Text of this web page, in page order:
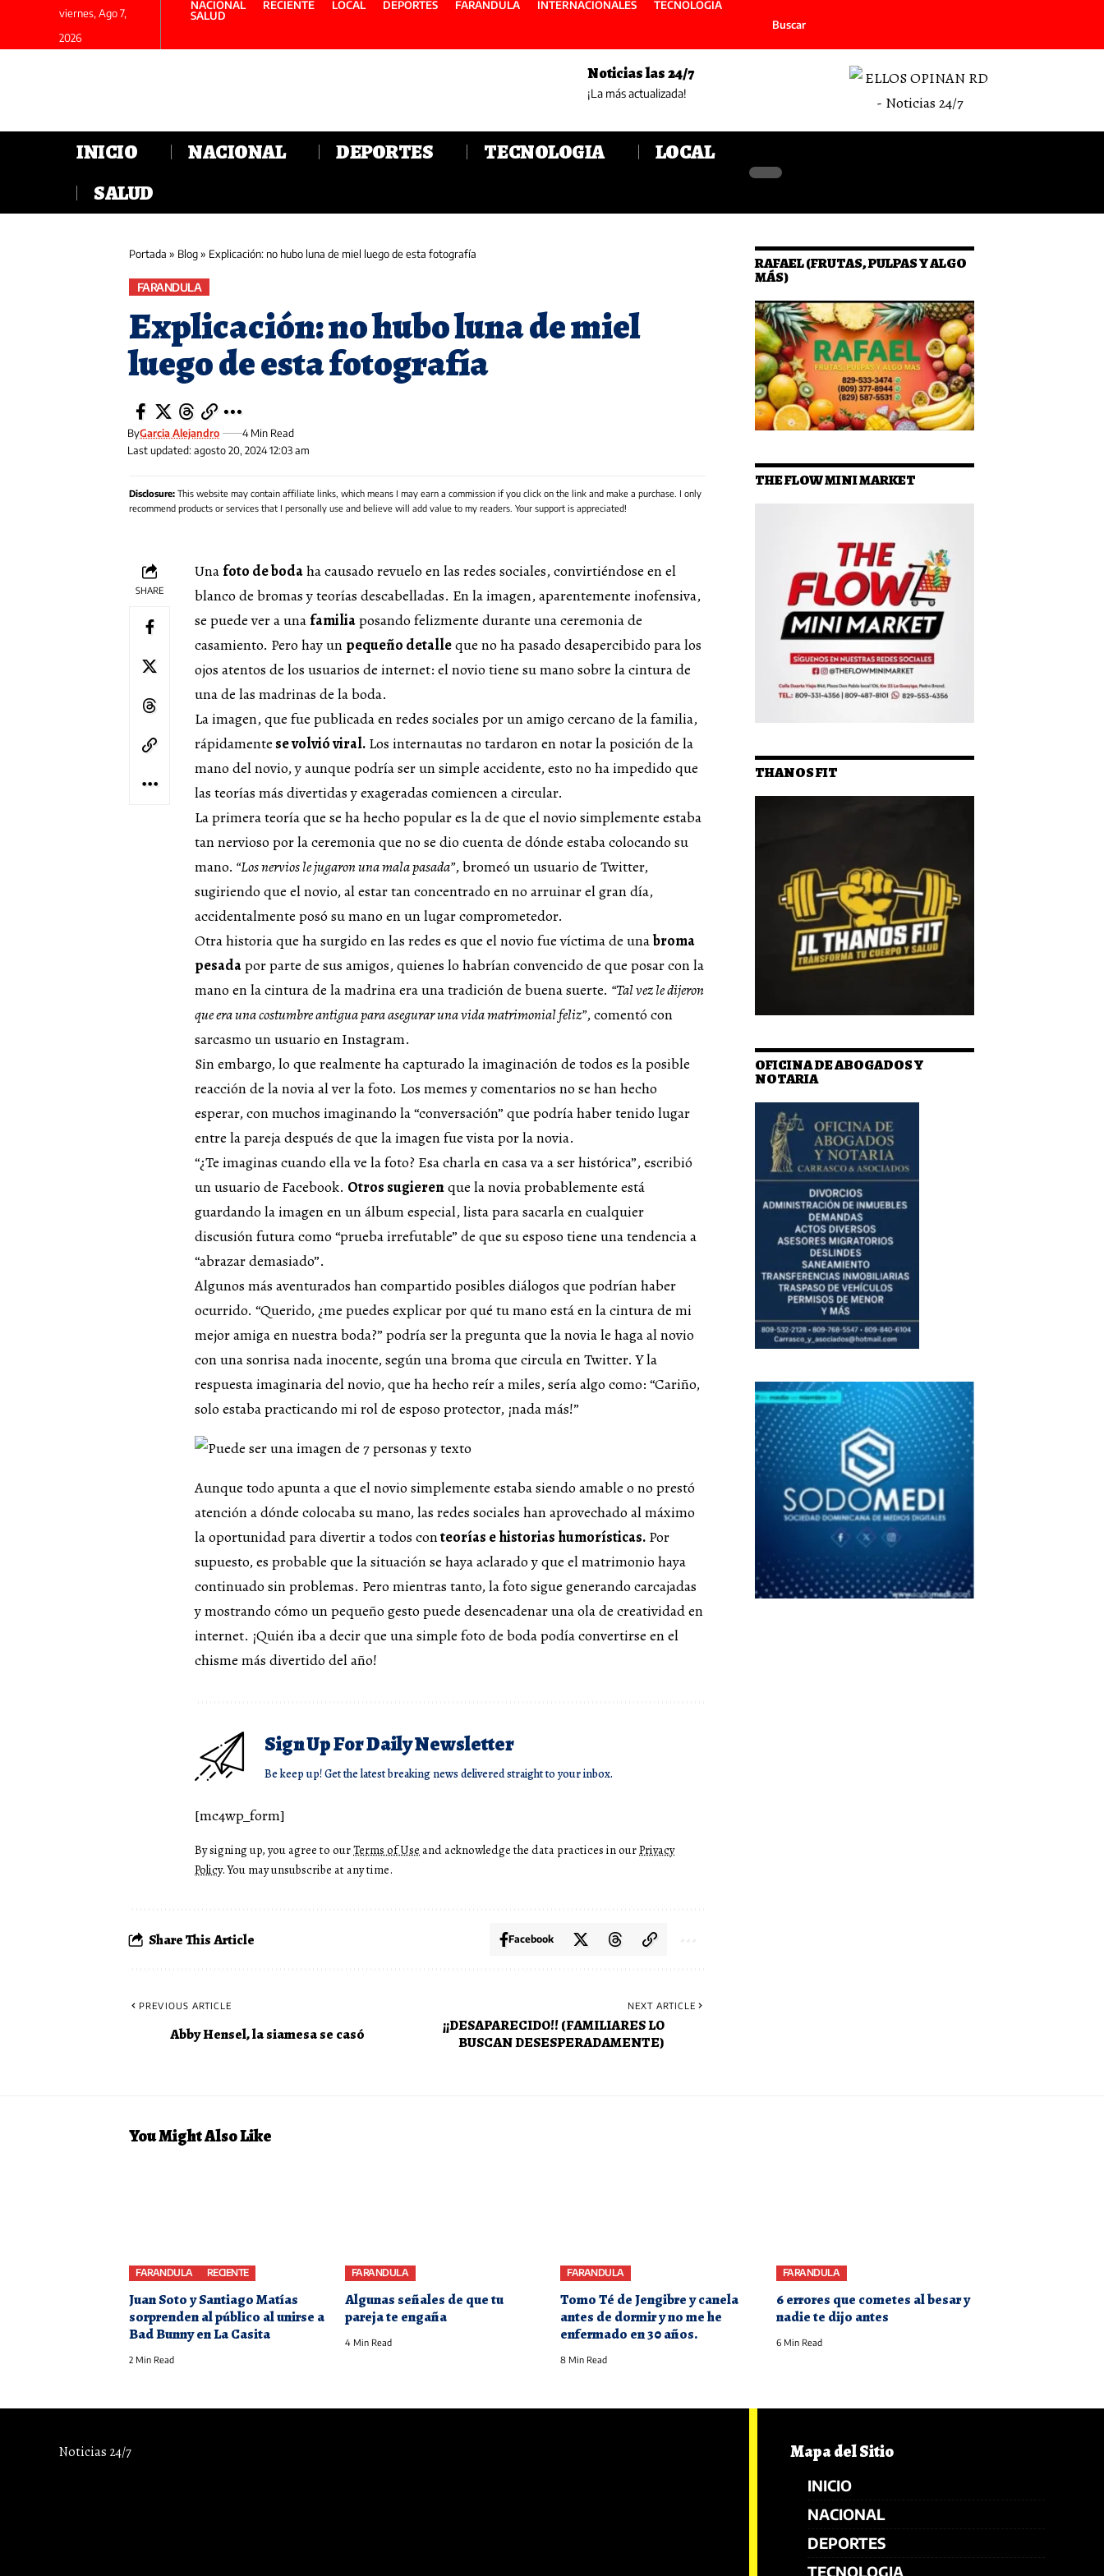
viernes, Ago 7,
2026
NACIONAL RECIENTE LOCAL DEPORTES FARANDULA INTERNACIONALES
TECNOLOGIA
SALUD
Buscar
Noticias las 24/7
¡La más actualizada!
INICIO NACIONAL DEPORTES TECNOLOGIA
LOCAL
SALUD
Portada » Blog» Explicación: no hubo luna de miel luego de esta fotografía
FARANDULA
Explicación: no hubo luna de miel
luego de esta fotografía
Last updated: agosto 20, 2024 12:03 am
ByGarcia Alejandro 4 Min Read
Disclosure: This website may contain affiliate links, which means I may earn a commission if you click on the link and make a purchase. I only
recommend products or services that I personally use and believe will add value to my readers. Your support is appreciated!
SHARE
Unafoto de bodaha causado revuelo en las redes sociales, convirtiéndose en el
blanco de bromas y teorías descabelladas. En la imagen, aparentemente inofensiva,
se puede ver a unafamiliaposando felizmente durante una ceremonia de
casamiento. Pero hay un pequeño detalleque no ha pasado desapercibido para los
ojos atentos de los usuarios de internet: el novio tiene su mano sobre la cintura de
una de las madrinas de la boda.
La imagen, que fue publicada en redes sociales por un amigo cercano de la familia,
rápidamente se volvió viral. Los internautas no tardaron en notar la posición de la
mano del novio, y aunque podría ser un simple accidente, esto no ha impedido que
las teorías más divertidas y exageradas comiencen a circular.
La primera teoría que se ha hecho popular es la de que el novio simplemente estaba
tan nervioso por la ceremonia que no se dio cuenta de dónde estaba colocando su
mano. “Los nervios le jugaron una mala pasada”, bromeó un usuario de Twitter,
sugiriendo que el novio, al estar tan concentrado en no arruinar el gran día,
accidentalmente posó su mano en un lugar comprometedor.
Otra historia que ha surgido en las redes es que el novio fue víctima de unabroma
pesadapor parte de sus amigos, quienes lo habrían convencido de que posar con la
mano en la cintura de la madrina era una tradición de buena suerte. “Tal vez le dijeron
que era una costumbre antigua para asegurar una vida matrimonial feliz”, comentó con
sarcasmo un usuario en Instagram.
Sin embargo, lo que realmente ha capturado la imaginación de todos es la posible
reacción de la novia al ver la foto. Los memes y comentarios no se han hecho
esperar, con muchos imaginando la “conversación” que podría haber tenido lugar
entre la pareja después de que la imagen fue vista por la novia.
“¿Te imaginas cuando ella ve la foto? Esa charla en casa va a ser histórica”, escribió
un usuario de Facebook. Otros sugierenque la novia probablemente está
guardando la imagen en un álbum especial, lista para sacarla en cualquier
discusión futura como “prueba irrefutable” de que su esposo tiene una tendencia a
“abrazar demasiado”.
Algunos más aventurados han compartido posibles diálogos que podrían haber
ocurrido. “Querido, ¿me puedes explicar por qué tu mano está en la cintura de mi
mejor amiga en nuestra boda?” podría ser la pregunta que la novia le haga al novio
con una sonrisa nada inocente, según una broma que circula en Twitter. Y la
respuesta imaginaria del novio, que ha hecho reír a miles, sería algo como: “Cariño,
solo estaba practicando mi rol de esposo protector, ¡nada más!”
Aunque todo apunta a que el novio simplemente estaba siendo amable o no prestó
atención a dónde colocaba su mano, las redes sociales han aprovechado al máximo
la oportunidad para divertir a todos conteorías e historias humorísticas. Por
supuesto, es probable que la situación se haya aclarado y que el matrimonio haya
continuado sin problemas. Pero mientras tanto, la foto sigue generando carcajadas
y mostrando cómo un pequeño gesto puede desencadenar una ola de creatividad en
internet. ¡Quién iba a decir que una simple foto de boda podía convertirse en el
chisme más divertido del año!
Sign Up For Daily Newsletter
Be keep up! Get the latest breaking news delivered straight to your inbox.
[mc4wp_form]
By signing up, you agree to ourTerms of Useand acknowledge the data practices in ourPrivacy
Policy. You may unsubscribe at any time.
Share This Article Facebook
PREVIOUS ARTICLE
Abby Hensel, la siamesa se casó
NEXT ARTICLE
¡¡DESAPARECIDO!! (FAMILIARES LO
BUSCAN DESESPERADAMENTE)
RAFAEL (FRUTAS, PULPAS Y ALGO
MÁS)
THE FLOW MINI MARKET
THANOS FIT
OFICINA DE ABOGADOS Y
NOTARIA
You Might Also Like
FARANDULA RECIENTE
Juan Soto y Santiago Matías
sorprenden al público al unirse a
Bad Bunny en La Casita
2 Min Read
FARANDULA
Algunas señales de que tu
pareja te engaña
4 Min Read
FARANDULA
Tomo Té de Jengibre y canela
antes de dormir y no me he
enfermado en 30 años.
8 Min Read
FARANDULA
6 errores que cometes al besar y
nadie te dijo antes
6 Min Read
Noticias 24/7 Mapa del Sitio
INICIO
NACIONAL
DEPORTES
TECNOLOGIA